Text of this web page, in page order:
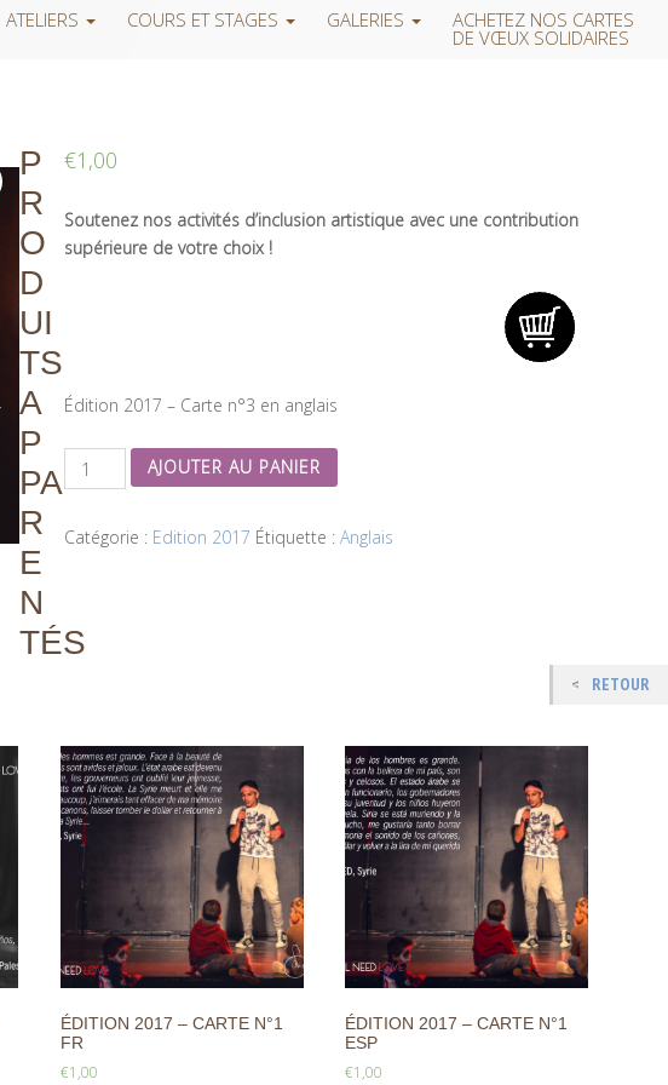
€1,00
Soutenez nos activités d’inclusion artistique avec une contribution
supérieure de votre choix !
Édition 2017 – Carte n°3 en anglais
AJOUTER AU PANIER
Catégorie : Edition 2017 Étiquette : Anglais
P
R
O
D
UI
TS
A
P
PA
R
E
N
TÉS
ÉDITION 2017 – CARTE N°1
FR
€1,00
ÉDITION 2017 – CARTE N°1
ESP
€1,00
RETOUR
ATELIERS COURS ET STAGES GALERIES ACHETEZ NOS CARTES
DE VŒUX SOLIDAIRES